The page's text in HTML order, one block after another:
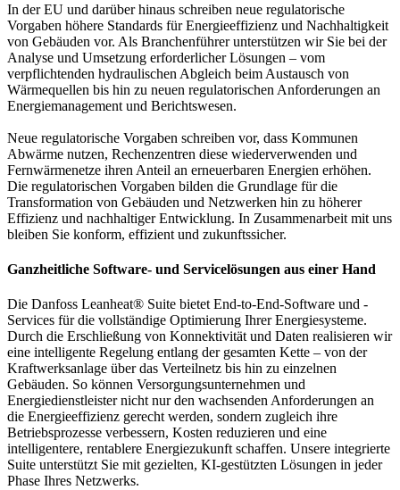
In der EU und darüber hinaus schreiben neue regulatorische
Vorgaben höhere Standards für Energieeffizienz und Nachhaltigkeit
von Gebäuden vor. Als Branchenführer unterstützen wir Sie bei der
Analyse und Umsetzung erforderlicher Lösungen – vom
verpflichtenden hydraulischen Abgleich beim Austausch von
Wärmequellen bis hin zu neuen regulatorischen Anforderungen an
Energiemanagement und Berichtswesen.
Neue regulatorische Vorgaben schreiben vor, dass Kommunen
Abwärme nutzen, Rechenzentren diese wiederverwenden und
Fernwärmenetze ihren Anteil an erneuerbaren Energien erhöhen.
Die regulatorischen Vorgaben bilden die Grundlage für die
Transformation von Gebäuden und Netzwerken hin zu höherer
Effizienz und nachhaltiger Entwicklung. In Zusammenarbeit mit uns
bleiben Sie konform, effizient und zukunftssicher.
Ganzheitliche Software- und Servicelösungen aus einer Hand
Die Danfoss Leanheat® Suite bietet End-to-End-Software und -
Services für die vollständige Optimierung Ihrer Energiesysteme.
Durch die Erschließung von Konnektivität und Daten realisieren wir
eine intelligente Regelung entlang der gesamten Kette – von der
Kraftwerksanlage über das Verteilnetz bis hin zu einzelnen
Gebäuden. So können Versorgungsunternehmen und
Energiedienstleister nicht nur den wachsenden Anforderungen an
die Energieeffizienz gerecht werden, sondern zugleich ihre
Betriebsprozesse verbessern, Kosten reduzieren und eine
intelligentere, rentablere Energiezukunft schaffen. Unsere integrierte
Suite unterstützt Sie mit gezielten, KI-gestützten Lösungen in jeder
Phase Ihres Netzwerks.